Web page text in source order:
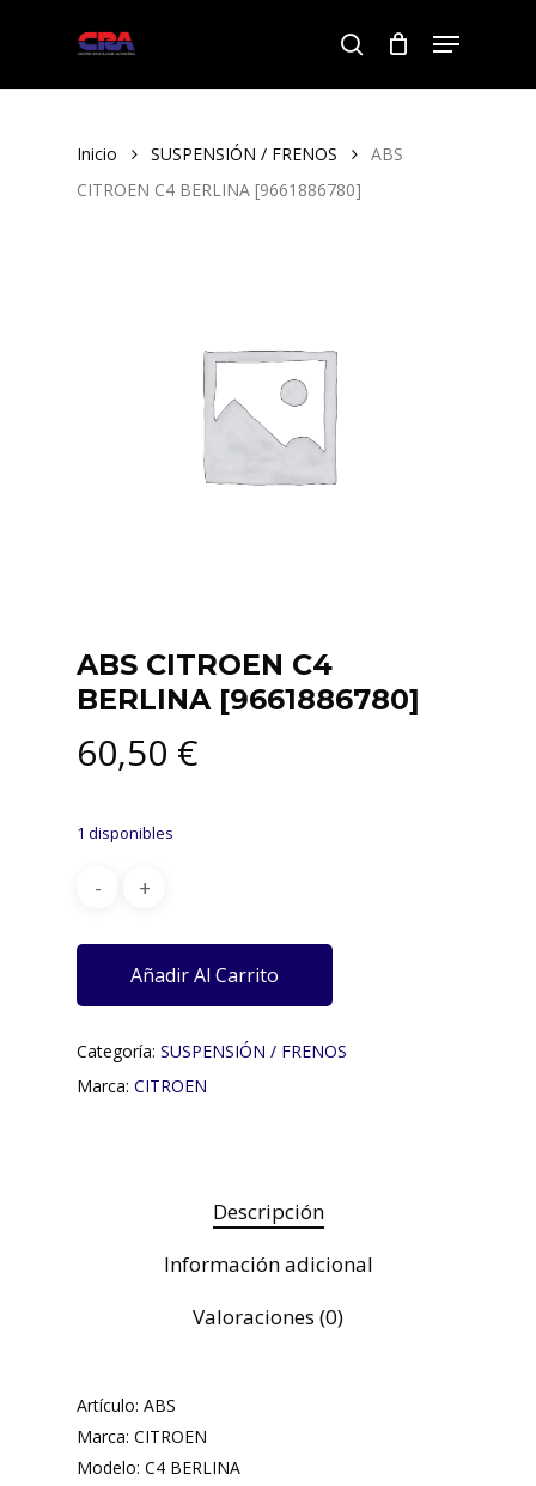
search
Menu
Inicio SUSPENSIÓN / FRENOS
ABS
CITROEN C4 BERLINA [9661886780]
ABS CITROEN C4
BERLINA [9661886780]
60,50 €
1 disponibles
Añadir Al Carrito
Categoría: SUSPENSIÓN / FRENOS
Marca: CITROEN
Descripción
Información adicional
Valoraciones (0)
Artículo: ABS
Marca: CITROEN
Modelo: C4 BERLINA